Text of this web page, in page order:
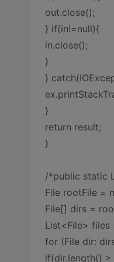
out.close();
} if(in!=null){
in.close();
}
}
}
return result;
}
/*public static
File rootFile =
File[] dirs =
List<File> files
for (File dir:
if(dir.length() >